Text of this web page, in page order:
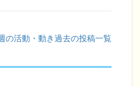
の活動・動き過去の投稿一覧